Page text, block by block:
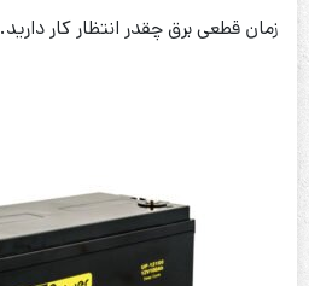
زمان قطعی برق چقدر انتظار کار دارید.